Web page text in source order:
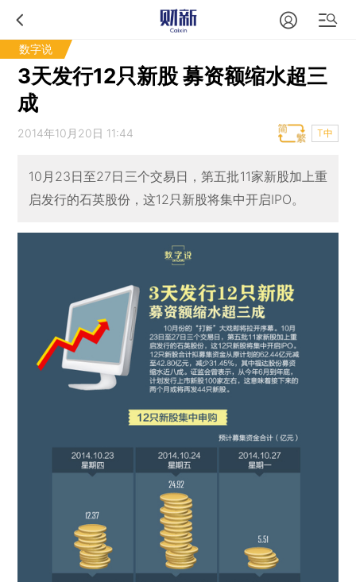
数字说
3天发行12只新股 募资额缩水超三
成
2014年10月20日 11:44 T中
10月23日至27日三个交易日，第五批11家新股加上重
启发行的石英股份，这12只新股将集中开启IPO。